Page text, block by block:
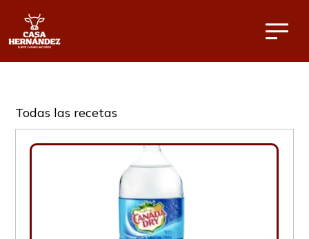
Todas las recetas